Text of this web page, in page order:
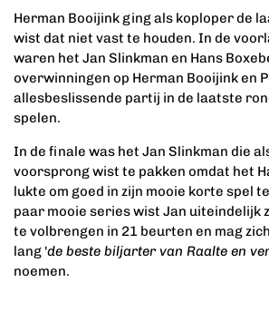
Herman Booijink ging als koploper de
wist dat niet vast te houden. In de
waren het Jan Slinkman en Hans
overwinningen op Herman Booijink en
allesbeslissende partij in de laatste
spelen.
In de finale was het Jan Slinkman die
voorsprong wist te pakken omdat het
lukte om goed in zijn mooie korte spel
paar mooie series wist Jan uiteindelijk
te volbrengen in 21 beurten en mag
lang 'de beste biljarter van Raalte en
noemen.